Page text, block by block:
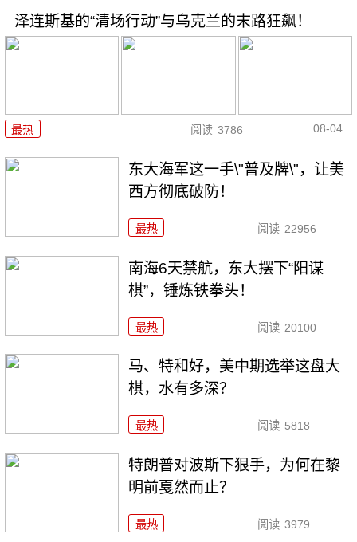
泽连斯基的“清场行动”与乌克兰的末路狂飙！
最热 阅读 3786 08-04
东大海军这一手\"普及牌\"，让美
西方彻底破防！
最热 阅读 22956
南海6天禁航，东大摆下“阳谋
棋”，锤炼铁拳头！
最热 阅读 20100
马、特和好，美中期选举这盘大
棋，水有多深？
最热 阅读 5818
特朗普对波斯下狠手，为何在黎
明前戛然而止？
最热 阅读 3979